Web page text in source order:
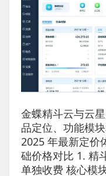
金蝶精斗云与云
品定位、功能模
2025 年最新定价
础价格对比 1. 精
单独收费 核心模